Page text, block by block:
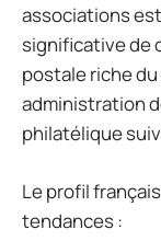
associations
significative de
postale riche du
administration
philatélique
Le profil
tendances :